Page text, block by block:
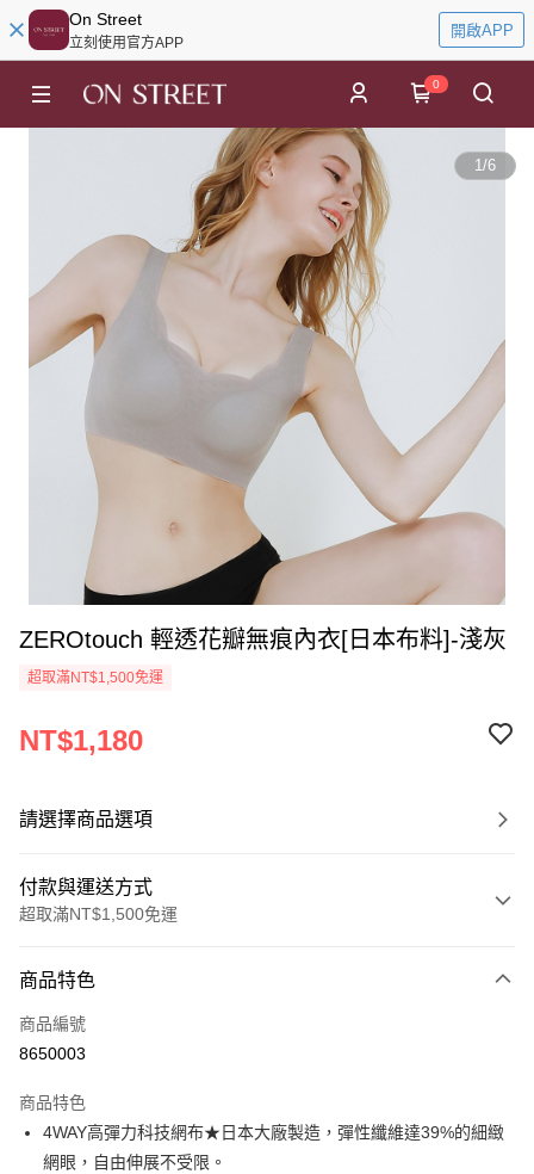
On Street
立刻使用官方APP
開啟APP
0
1/6
ZEROtouch 輕透花瓣無痕內衣[日本布料]-淺灰
超取滿NT$1,500免運
NT$1,180
請選擇商品選項
付款與運送方式
超取滿NT$1,500免運
信用卡一次付款
信用卡分期付款
合作金庫商業銀行
華南商業銀行
彰化商業銀行
上海商業儲蓄銀行
超商取貨付款
LINE Pay
商品特色
商品編號
8650003
商品特色
4WAY高彈力科技網布★日本大廠製造，彈性纖維達39%的細緻
網眼，自由伸展不受限。